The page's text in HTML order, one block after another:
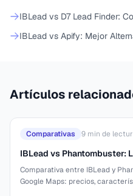
IBLead vs D7 Lead Finder:
IBLead vs Apify: Mejor
Artículos
Comparativas 9 min de
IBLead vs Phantombuster:
Comparativa entre IBLead y
Google Maps: precios,